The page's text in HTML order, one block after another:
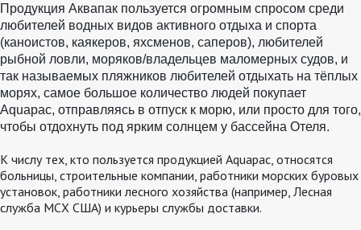
Продукция Аквапак пользуется огромным спросом среди
любителей водных видов активного отдыха и спорта
(каноистов, каякеров, яхсменов, саперов), любителей
рыбной ловли, моряков/владельцев маломерных судов, и
так называемых пляжников любителей отдыхать на тёплых
морях, самое большое количество людей покупает
Aquapac, отправляясь в отпуск к морю, или просто для того,
чтобы отдохнуть под ярким солнцем у бассейна Отеля.
К числу тех, кто пользуется продукцией Aquapac, относятся
больницы, строительные компании, работники морских буровых
установок, работники лесного хозяйства (например, Лесная
служба МСХ США) и курьеры службы доставки.